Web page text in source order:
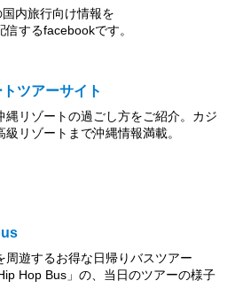
内旅行向け情報を
信するfacebookです。
ツアーサイト
縄リゾートの過ごし方をご紹介。カジ
級リゾートまで沖縄情報満載。
周遊するお得な日帰りバスツアー
Hop Bus」の、当日のツアーの様子